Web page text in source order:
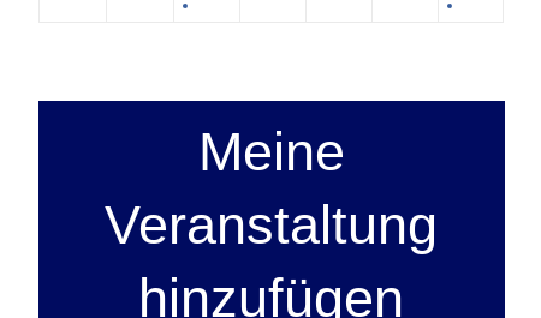
Meine
Veranstaltung
hinzufügen